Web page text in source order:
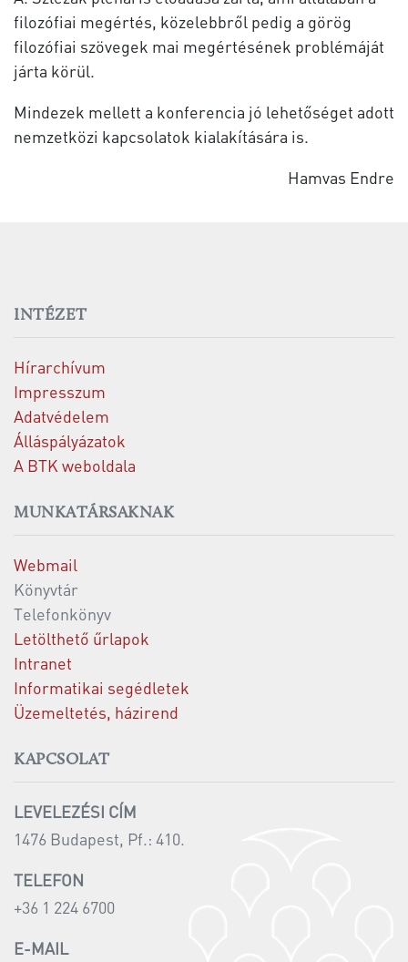
filozófiai megértés, közelebbről pedig a görög
filozófiai szövegek mai megértésének problémáját
járta körül.
Mindezek mellett a konferencia jó lehetőséget adott
nemzetközi kapcsolatok kialakítására is.
Hamvas Endre
INTÉZET
Hírarchívum
Impresszum
Adatvédelem
Álláspályázatok
A BTK weboldala
MUNKATÁRSAKNAK
Webmail
Könyvtár
Telefonkönyv
Letölthető űrlapok
Intranet
Informatikai segédletek
Üzemeltetés, házirend
KAPCSOLAT
LEVELEZÉSI CÍM
1476 Budapest, Pf.: 410.
TELEFON
+36 1 224 6700
E-MAIL